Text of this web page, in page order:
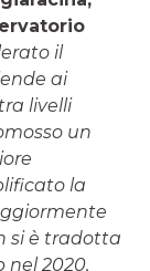
il
ai
livelli
un
la
si è tradotta
nel 2020,